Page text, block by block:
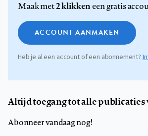
Maak met2 klikkeneen gratis
ACCOUNT AANMAKEN
Heb je al een account of een abonnement?
Altijd toegang tot alle publicaties
Abonneer vandaag nog!